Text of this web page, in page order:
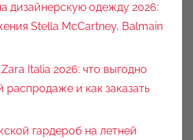
дизайнерскую одежду 2026:
Stella McCartney, Balmain
Italia 2026: что выгодно
распродаже и как заказать
гардероб на летней